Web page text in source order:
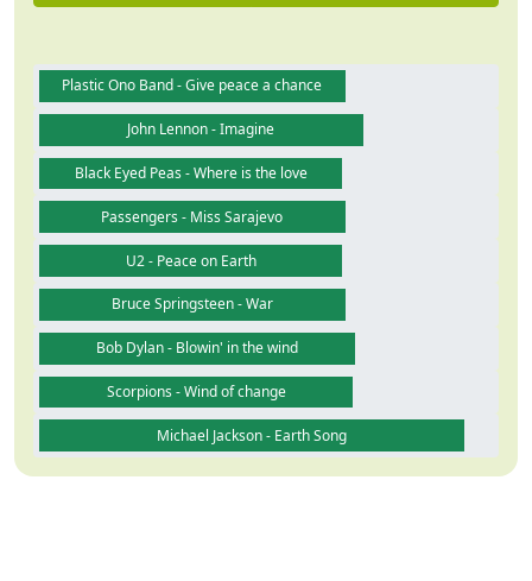
Plastic Ono Band - Give peace a chance
John Lennon - Imagine
Black Eyed Peas - Where is the love
Passengers - Miss Sarajevo
U2 - Peace on Earth
Bruce Springsteen - War
Bob Dylan - Blowin' in the wind
Scorpions - Wind of change
Michael Jackson - Earth Song